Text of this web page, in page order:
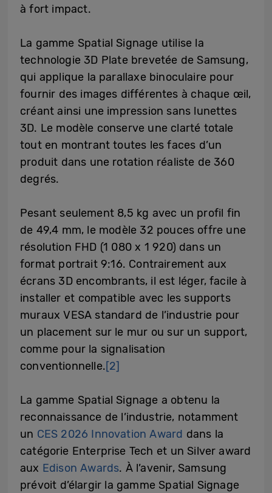
à fort impact.
La gamme Spatial Signage utilise la
technologie 3D Plate brevetée de Samsung,
qui applique la parallaxe binoculaire pour
fournir des images différentes à chaque œil,
créant ainsi une impression sans lunettes
3D. Le modèle conserve une clarté totale
tout en montrant toutes les faces d’un
produit dans une rotation réaliste de 360
degrés.
Pesant seulement 8,5 kg avec un profil fin
de 49,4 mm, le modèle 32 pouces offre une
résolution FHD (1 080 x 1 920) dans un
format portrait 9:16. Contrairement aux
écrans 3D encombrants, il est léger, facile à
installer et compatible avec les supports
muraux VESA standard de l’industrie pour
un placement sur le mur ou sur un support,
comme pour la signalisation
conventionnelle.[2]
La gamme Spatial Signage a obtenu la
reconnaissance de l’industrie, notamment
un CES 2026 Innovation Award dans la
catégorie Enterprise Tech et un Silver award
aux Edison Awards. À l’avenir, Samsung
prévoit d’élargir la gamme Spatial Signage